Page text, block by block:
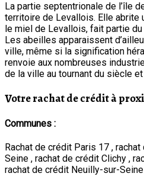
La partie septentrionale de l’île
territoire de Levallois. Elle abrite
le miel de Levallois, fait partie
Les abeilles apparaissent
ville, même si la signification
renvoie aux nombreuses
de la ville au tournant du siècle et
Votre rachat de crédit à
Communes :
Rachat de crédit Paris 17 ,
Seine , rachat de crédit Clichy ,
rachat de crédit Neuilly-sur-Seine